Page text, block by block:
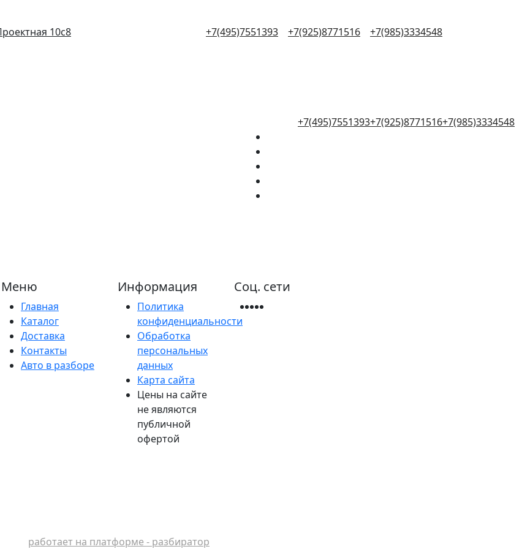
10с8 +7(495)7551393 +7(925)8771516 +7(985)3334548
+7(495)7551393+7(925)8771516+7(985)3334548
Меню
Главная
Каталог
Доставка
Контакты
Авто в разборе
Информация
Политика
конфиденциальности
Обработка
персональных
данных
Карта сайта
Цены на сайте
не являются
публичной
офертой
Соц. сети
работает на платформе - разбиратор